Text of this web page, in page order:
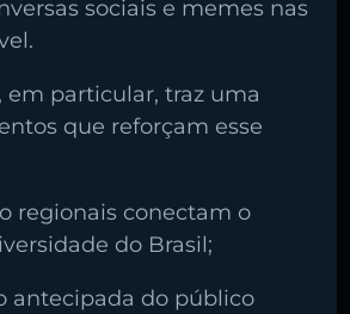
sociais e memes nas
em particular, traz uma
que reforçam esse
regionais conectam o
do Brasil;
antecipada do público